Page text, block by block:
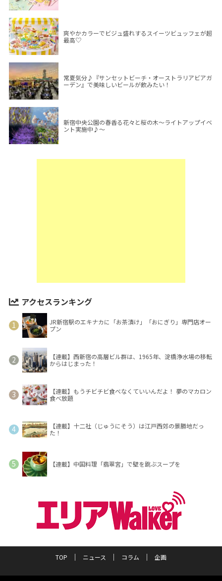
爽やかカラーでビジュ盛れするスイーツビュッフェが超
最高♡
常夏気分♪『サンセットビーチ・オーストラリアビアガ
ーデン』で美味しいビールが飲みたい！
新宿中央公園の春香る花々と桜の木～ライトアップイベ
ント実施中♪～
アクセスランキング
JR新宿駅のエキナカに「お茶漬け」「おにぎり」専門店オー
プン
【連載】西新宿の高層ビル群は、1965年、淀橋浄水場の移転
からはじまった！
【連載】もうチビチビ食べなくていいんだよ！ 夢のマカロン
食べ放題
【連載】十二社（じゅうにそう）は江戸西郊の景勝地だっ
た！
【連載】中国料理「翡翠宮」で壁を跳ぶスープを
TOP ニュース コラム 企画